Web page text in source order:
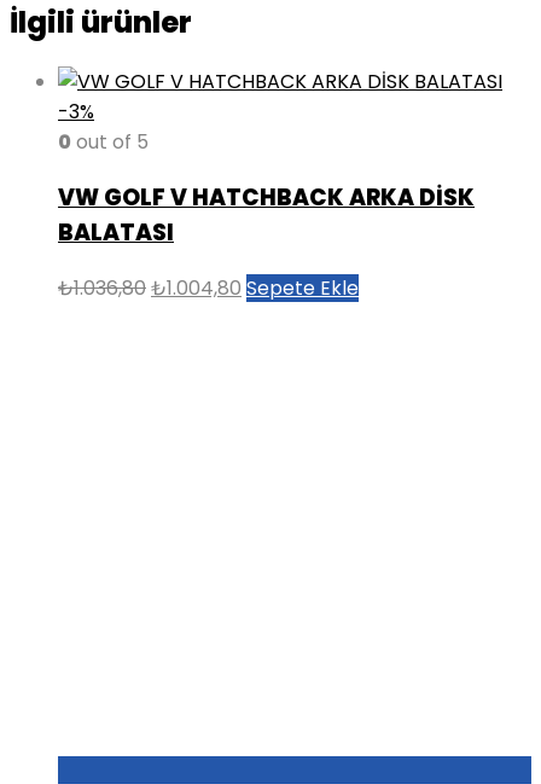
İlgili ürünler
-3%
0 out of 5
VW GOLF V HATCHBACK ARKA DİSK
BALATASI
₺1.036,80Orijinal
₺1.004,80 Şu
Sepete Ekle